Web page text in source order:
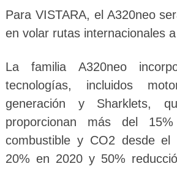
Para VISTARA, el A320neo
en volar rutas internacionales
La familia A320neo
tecnologías, incluidos
generación y Sharklets,
proporcionan más del
combustible y CO2 desde
20% en 2020 y 50%